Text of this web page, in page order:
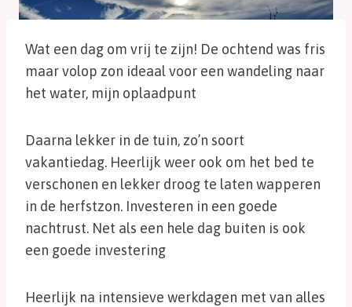
Wat een dag om vrij te zijn! De ochtend was fris
maar volop zon ideaal voor een wandeling naar
het water, mijn oplaadpunt
Daarna lekker in de tuin, zo’n soort
vakantiedag. Heerlijk weer ook om het bed te
verschonen en lekker droog te laten wapperen
in de herfstzon. Investeren in een goede
nachtrust. Net als een hele dag buiten is ook
een goede investering
Heerlijk na intensieve werkdagen met van alles